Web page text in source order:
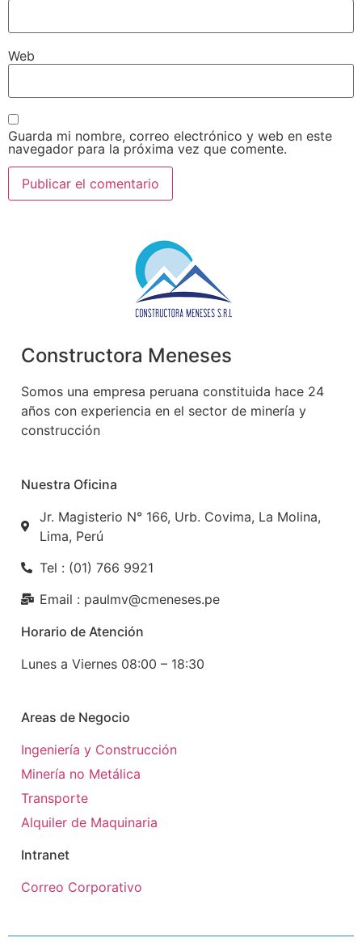
Web
Guarda mi nombre, correo electrónico y web en este
navegador para la próxima vez que comente.
Constructora Meneses
Somos una empresa peruana constituida hace 24
años con experiencia en el sector de minería y
construcción
Nuestra Oficina
Jr. Magisterio N° 166, Urb. Covima, La Molina,
Lima, Perú
Tel : (01) 766 9921
Email : paulmv@cmeneses.pe
Horario de Atención
Lunes a Viernes 08:00 – 18:30
Areas de Negocio
Ingeniería y Construcción
Minería no Metálica
Transporte
Alquiler de Maquinaria
Intranet
Correo Corporativo